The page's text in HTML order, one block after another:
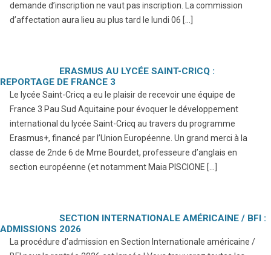
demande d’inscription ne vaut pas inscription. La commission
d’affectation aura lieu au plus tard le lundi 06 […]
ERASMUS AU LYCÉE SAINT-CRICQ :
REPORTAGE DE FRANCE 3
Le lycée Saint-Cricq a eu le plaisir de recevoir une équipe de
France 3 Pau Sud Aquitaine pour évoquer le développement
international du lycée Saint-Cricq au travers du programme
Erasmus+, financé par l’Union Européenne. Un grand merci à la
classe de 2nde 6 de Mme Bourdet, professeure d’anglais en
section européenne (et notamment Maia PISCIONE […]
SECTION INTERNATIONALE AMÉRICAINE / BFI :
ADMISSIONS 2026
La procédure d’admission en Section Internationale américaine /